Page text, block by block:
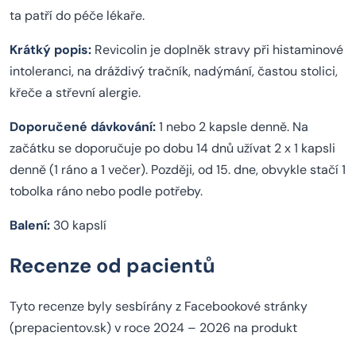
ta patří do péče lékaře.
Krátký popis: Revicolin je doplněk stravy při histaminové
intoleranci, na dráždivý tračník, nadýmání, častou stolici,
křeče a střevní alergie.
Doporučené dávkování:1 nebo 2 kapsle denně. Na
začátku se doporučuje po dobu 14 dnů užívat 2 x 1 kapsli
denně (1 ráno a 1 večer). Později, od 15. dne, obvykle stačí 1
tobolka ráno nebo podle potřeby.
Balení: 30 kapslí
Recenze od pacientů
Tyto recenze byly sesbírány z Facebookové stránky
(prepacientov.sk) v roce 2024 – 2026 na produkt